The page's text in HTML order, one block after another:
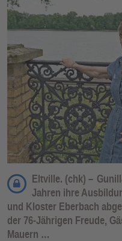
Eltville. (chk) –
Jahren ihre
und Kloster Eberbach
der 76-Jährigen Freude,
Mauern …